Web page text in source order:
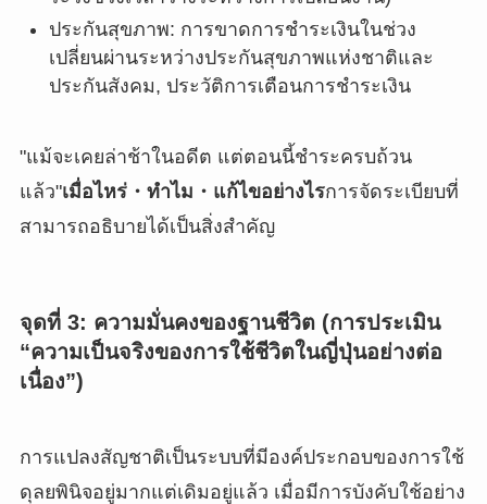
ประกันสุขภาพ: การขาดการชำระเงินในช่วง
เปลี่ยนผ่านระหว่างประกันสุขภาพแห่งชาติและ
ประกันสังคม, ประวัติการเตือนการชำระเงิน
"แม้จะเคยล่าช้าในอดีต แต่ตอนนี้ชำระครบถ้วน
แล้ว"เมื่อไหร่・ทำไม・แก้ไขอย่างไรการจัดระเบียบที่
สามารถอธิบายได้เป็นสิ่งสำคัญ
จุดที่ 3: ความมั่นคงของฐานชีวิต (การประเมิน
“ความเป็นจริงของการใช้ชีวิตในญี่ปุ่นอย่างต่อ
เนื่อง”)
การแปลงสัญชาติเป็นระบบที่มีองค์ประกอบของการใช้
ดุลยพินิจอยู่มากแต่เดิมอยู่แล้ว เมื่อมีการบังคับใช้อย่าง